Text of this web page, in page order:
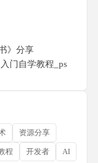
》分享
门自学教程_ps
资源分享
程 开发者 AI